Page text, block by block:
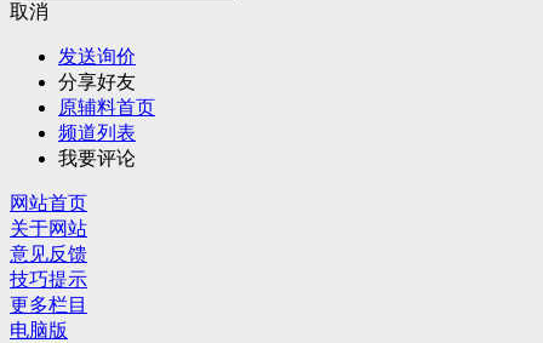
取消
发送询价
分享好友
原辅料首页
频道列表
我要评论
网站首页
关于网站
意见反馈
技巧提示
更多栏目
电脑版